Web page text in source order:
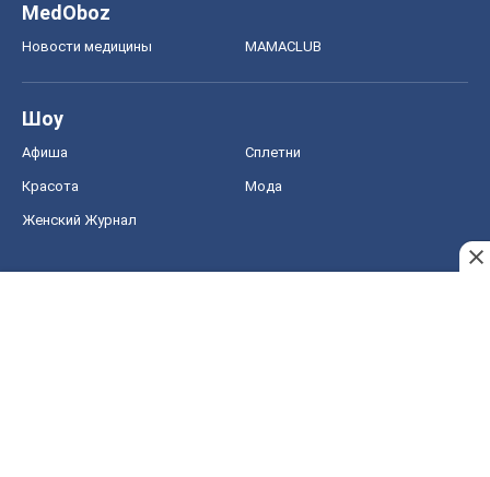
MedOboz
Новости медицины MAMACLUB
Шоу
Афиша Сплетни
Красота Мода
Женский Журнал